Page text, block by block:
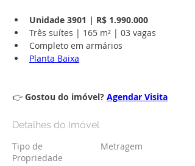
Unidade 3901 | R$ 1.990.000
Três suítes | 165 m² | 03 vagas
Completo em armários
Planta Baixa
👉 Gostou do imóvel? Agendar Visita
Detalhes do Imóvel
Tipo de
Propriedade
Metragem